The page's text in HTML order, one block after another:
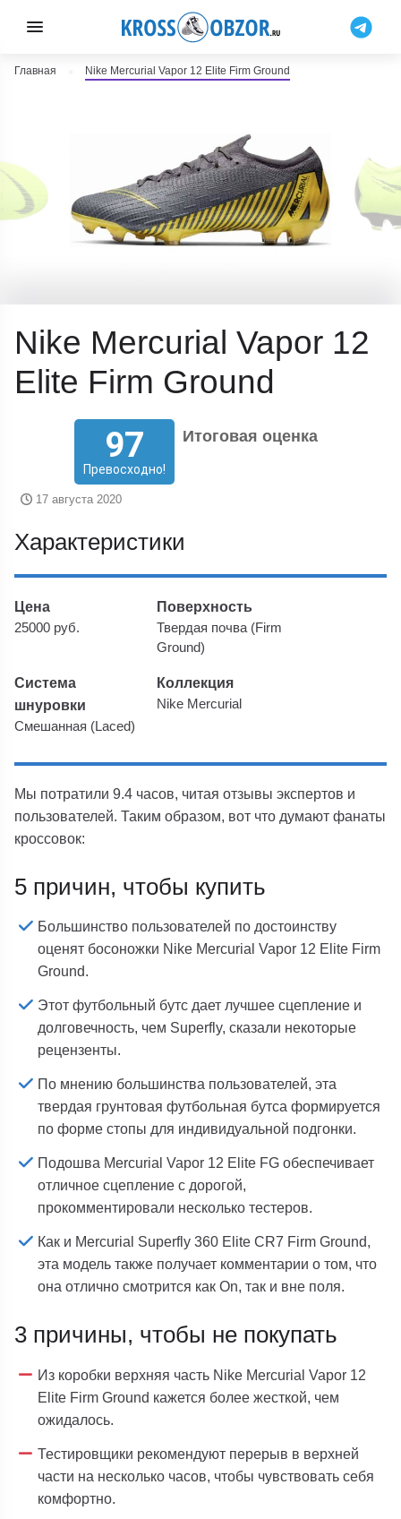
Главная Nike Mercurial Vapor 12 Elite Firm Ground
Nike Mercurial Vapor 12
Elite Firm Ground
97
Превосходно!
Итоговая оценка
17 августа 2020
Характеристики
Цена
25000 руб.
Поверхность
Твердая почва (Firm
Ground)
Система
шнуровки
Смешанная (Laced)
Коллекция
Nike Mercurial
Мы потратили 9.4 часов, читая отзывы экспертов и
пользователей. Таким образом, вот что думают фанаты
кроссовок:
5 причин, чтобы купить
Большинство пользователей по достоинству
оценят босоножки Nike Mercurial Vapor 12 Elite Firm
Ground.
Этот футбольный бутс дает лучшее сцепление и
долговечность, чем Superfly, сказали некоторые
рецензенты.
По мнению большинства пользователей, эта
твердая грунтовая футбольная бутса формируется
по форме стопы для индивидуальной подгонки.
Подошва Mercurial Vapor 12 Elite FG обеспечивает
отличное сцепление с дорогой,
прокомментировали несколько тестеров.
Как и Mercurial Superfly 360 Elite CR7 Firm Ground,
эта модель также получает комментарии о том, что
она отлично смотрится как On, так и вне поля.
3 причины, чтобы не покупать
Из коробки верхняя часть Nike Mercurial Vapor 12
Elite Firm Ground кажется более жесткой, чем
ожидалось.
Тестировщики рекомендуют перерыв в верхней
части на несколько часов, чтобы чувствовать себя
комфортно.